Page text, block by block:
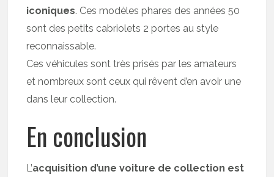
iconiques. Ces modèles phares des années 50
sont des petits cabriolets 2 portes au style
reconnaissable.
Ces véhicules sont très prisés par les amateurs
et nombreux sont ceux qui rêvent d’en avoir une
dans leur collection.
En conclusion
L’acquisition d’une voiture de collection est